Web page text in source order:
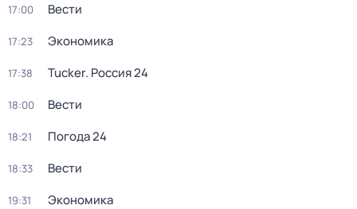
17:00 Вести
17:23 Экономика
17:38 Tucker. Россия 24
18:00 Вести
18:21 Погода 24
18:33 Вести
19:31 Экономика